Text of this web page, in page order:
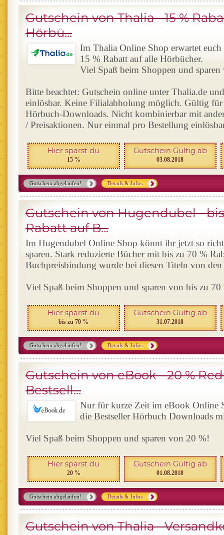
Gutschein von Thalia - 15 %
Hörbü...
Im Thalia Online Shop erwartet
15 % Rabatt auf alle Hörbücher.
Viel Spaß beim Shoppen und
Bitte beachtet: Gutschein online unter Thalia.de
einlösbar. Keine Filialabholung möglich. Gültig
Hörbuch-Downloads. Nicht kombinierbar mit
/ Preisaktionen. Nur einmal pro Bestellung
Hier sparst du
15 %
Gutschein Gültig ab
03.08.2018
Gutschein abgelaufen! Details & Infos
Gutschein von Hugendubel - bis
Rabatt auf B...
Im Hugendubel Online Shop könnt ihr jetzt so
sparen. Stark reduzierte Bücher mit bis zu 70 %
Buchpreisbindung wurde bei diesen Titeln von den
Viel Spaß beim Shoppen und sparen von bis zu 70
Hier sparst du
bis zu 70 %
Gutschein Gültig ab
31.07.2018
Gutschein abgelaufen! Details & Infos
Gutschein von eBook - 20 %
Bestsell...
Nur für kurze Zeit im eBook Online
die Bestseller Hörbuch Downloads
Viel Spaß beim Shoppen und sparen von 20 %!
Hier sparst du
20 %
Gutschein Gültig ab
01.08.2018
Gutschein abgelaufen! Details & Infos
Gutschein von Thalia -